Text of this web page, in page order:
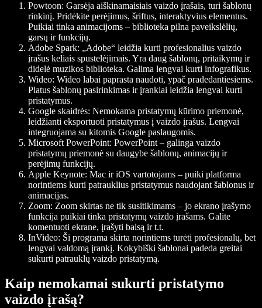
Powtoon: Garsėja aiškinamaisiais vaizdo įrašais, turi šablonų
rinkinį. Pridėkite perėjimus, šriftus, interaktyvius elementus.
Puikiai tinka animacijoms – biblioteka pilna paveikslėlių,
garsų ir funkcijų.
Adobe Spark: „Adobe“ leidžia kurti profesionalius vaizdo
įrašus keliais spustelėjimais. Yra daug šablonų, pritaikymų ir
didelė muzikos biblioteka. Galima lengvai kurti infografikus.
Wideo: Wideo labai paprasta naudoti, ypač pradedantiesiems.
Platus šablonų pasirinkimas ir įrankiai leidžia lengvai kurti
pristatymus.
Google skaidrės: Nemokama pristatymų kūrimo priemonė,
leidžianti eksportuoti pristatymus į vaizdo įrašus. Lengvai
integruojama su kitomis Google paslaugomis.
Microsoft PowerPoint: PowerPoint – galinga vaizdo
pristatymų priemonė su daugybe šablonų, animacijų ir
perėjimų funkcijų.
Apple Keynote: Mac ir iOS vartotojams – puiki platforma
norintiems kurti patrauklius pristatymus naudojant šablonus ir
animacijas.
Zoom: Zoom skirtas ne tik susitikimams – jo ekrano įrašymo
funkcija puikiai tinka pristatymų vaizdo įrašams. Galite
komentuoti ekrane, įrašyti balsą ir t.t.
InVideo: Ši programa skirta norintiems turėti profesionalų, bet
lengvai valdomą įrankį. Kokybiški šablonai padeda greitai
sukurti patrauklų vaizdo pristatymą.
Kaip nemokamai sukurti pristatymo
vaizdo įrašą?